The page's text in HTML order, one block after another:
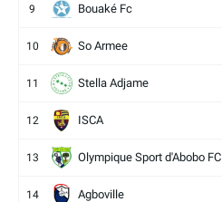
9 Bouaké Fc
10 So Armee
11 Stella Adjame
12 ISCA
13 Olympique Sport d'Abobo FC
14 Agboville